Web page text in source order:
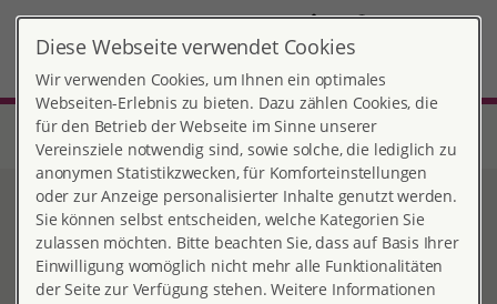
DE
Start Rheinland-Pfalz
Beratungsstelle Kaiserslautern
Café Q - Queerer Jugendtreff
Café Q - Queerer
Jugendtreff
Diese Webseite verwendet Cookies
Wir verwenden Cookies, um Ihnen ein optimales
Webseiten-Erlebnis zu bieten. Dazu zählen Cookies, die
für den Betrieb der Webseite im Sinne unserer
Vereinsziele notwendig sind, sowie solche, die lediglich zu
anonymen Statistikzwecken, für Komforteinstellungen
oder zur Anzeige personalisierter Inhalte genutzt werden.
Sie können selbst entscheiden, welche Kategorien Sie
zulassen möchten. Bitte beachten Sie, dass auf Basis Ihrer
Einwilligung womöglich nicht mehr alle Funktionalitäten
der Seite zur Verfügung stehen. Weitere Informationen